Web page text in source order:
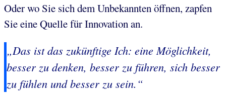
Oder wo Sie sich dem Unbekannten öffnen, zapfen
Sie eine Quelle für Innovation an.
„Das ist das zukünftige Ich: eine Möglichkeit,
besser zu denken, besser zu führen, sich besser
zu fühlen und besser zu sein.“